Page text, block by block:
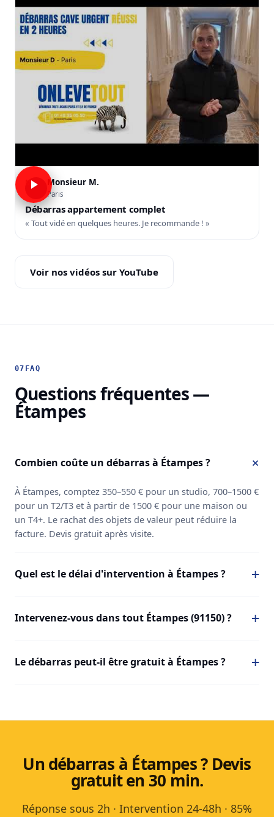
M Monsieur M.
Paris
Débarras appartement complet
« Tout vidé en quelques heures. Je recommande ! »
Voir nos vidéos sur YouTube
07 FAQ
Questions fréquentes —
Étampes
Combien coûte un débarras à Étampes ?
À Étampes, comptez 350–550 € pour un studio, 700–1500 €
pour un T2/T3 et à partir de 1500 € pour une maison ou
un T4+. Le rachat des objets de valeur peut réduire la
facture. Devis gratuit après visite.
Quel est le délai d'intervention à Étampes ?
Intervenez-vous dans tout Étampes (91150) ?
Le débarras peut-il être gratuit à Étampes ?
Un débarras à Étampes ? Devis
gratuit en 30 min.
Réponse sous 2h · Intervention 24-48h · 85%